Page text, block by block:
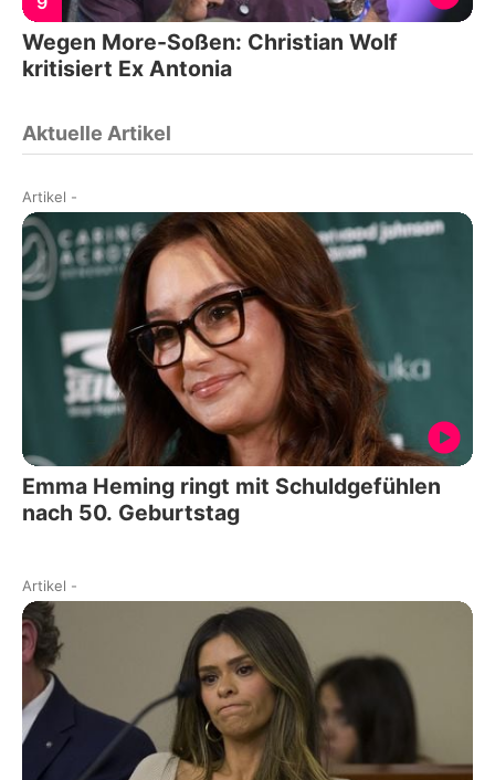
Wegen More-Soßen: Christian Wolf
kritisiert Ex Antonia
Aktuelle Artikel
Artikel -
Emma Heming ringt mit Schuldgefühlen
nach 50. Geburtstag
Artikel -